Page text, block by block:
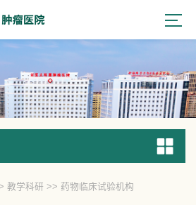
学科研
教学科研 >> 药物临床试验机构